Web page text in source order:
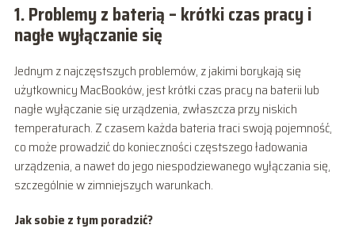
1. Problemy z baterią – krótki czas pracy i
nagłe wyłączanie się
Jednym z najczęstszych problemów, z jakimi borykają się
użytkownicy MacBooków, jest krótki czas pracy na baterii lub
nagłe wyłączanie się urządzenia, zwłaszcza przy niskich
temperaturach. Z czasem każda bateria traci swoją pojemność,
co może prowadzić do konieczności częstszego ładowania
urządzenia, a nawet do jego niespodziewanego wyłączania się,
szczególnie w zimniejszych warunkach.
Jak sobie z tym poradzić?